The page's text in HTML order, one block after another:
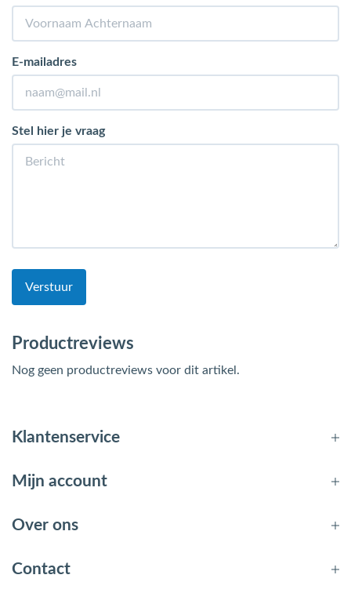
E-mailadres
Stel hier je vraag
Verstuur
Productreviews
Nog geen productreviews voor dit artikel.
Klantenservice
Mijn account
Over ons
Contact